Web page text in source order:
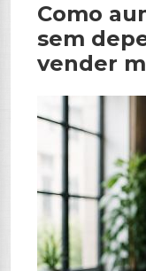
Como
sem
vender